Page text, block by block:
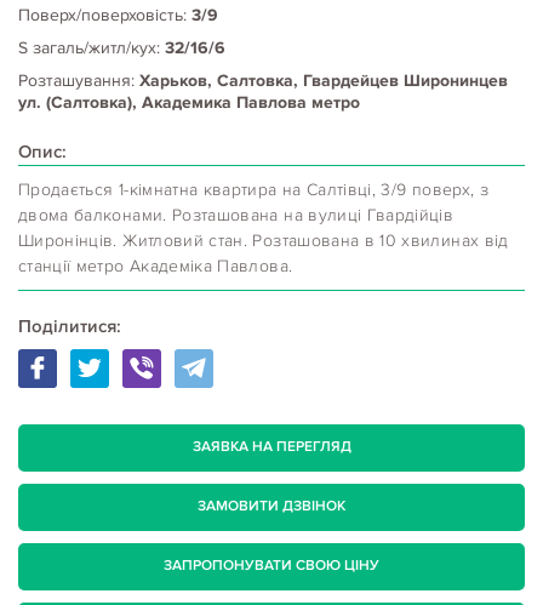
Поверх/поверховість: 3/9
S загаль/житл/кух: 32/16/6
Розташування: Харьков, Салтовка, Гвардейцев Широнинцев
ул. (Салтовка), Академика Павлова метро
Опис:
Продається 1-кімнатна квартира на Салтівці, 3/9 поверх, з
двома балконами. Розташована на вулиці Гвардійців
Широнінців. Житловий стан. Розташована в 10 хвилинах від
станції метро Академіка Павлова.
Поділитися:
ЗАЯВКА НА ПЕРЕГЛЯД
ЗАМОВИТИ ДЗВІНОК
ЗАПРОПОНУВАТИ СВОЮ ЦІНУ